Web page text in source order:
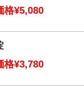
格¥5,080
格¥3,780